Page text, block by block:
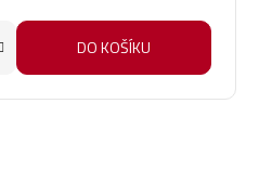
DO KOŠÍKU